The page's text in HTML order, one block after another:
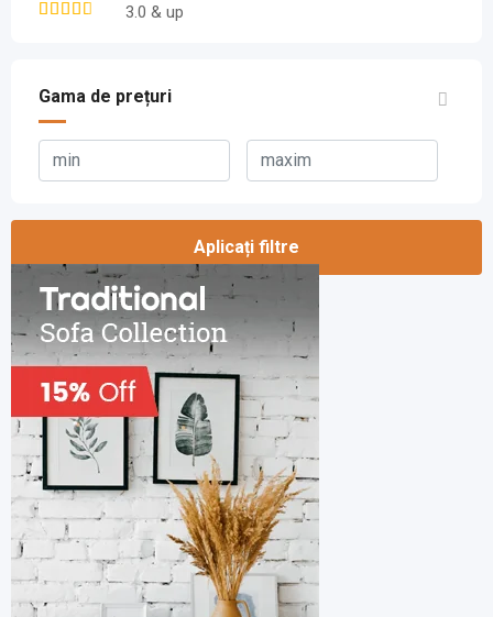
3.0 & up
Gama de prețuri
Aplicați filtre